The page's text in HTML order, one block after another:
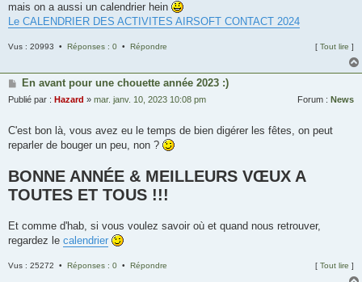
mais on a aussi un calendrier hein
Le CALENDRIER DES ACTIVITES AIRSOFT CONTACT 2024
Vus : 20993 • Réponses : 0 • Répondre [ Tout lire ]
En avant pour une chouette année 2023 :)
Publié par : Hazard » mar. janv. 10, 2023 10:08 pm Forum : News
C'est bon là, vous avez eu le temps de bien digérer les fêtes, on peut
reparler de bouger un peu, non ?
BONNE ANNÉE & MEILLEURS VŒUX A
TOUTES ET TOUS !!!
Et comme d'hab, si vous voulez savoir où et quand nous retrouver,
regardez le calendrier
Vus : 25272 • Réponses : 0 • Répondre [ Tout lire ]